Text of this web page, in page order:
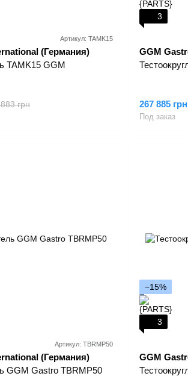
Артикул: TAMK15
(Германия)
TAMK15 GGM
грн
3
GGM
267 885 грн
Под заказ
Артикул: TBRMP50
(Германия)
GGM Gastro TBRMP50
−15%
3
GGM